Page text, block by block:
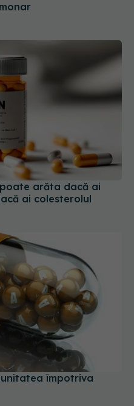
arăta dacă ai
ai colesterolul
împotriva